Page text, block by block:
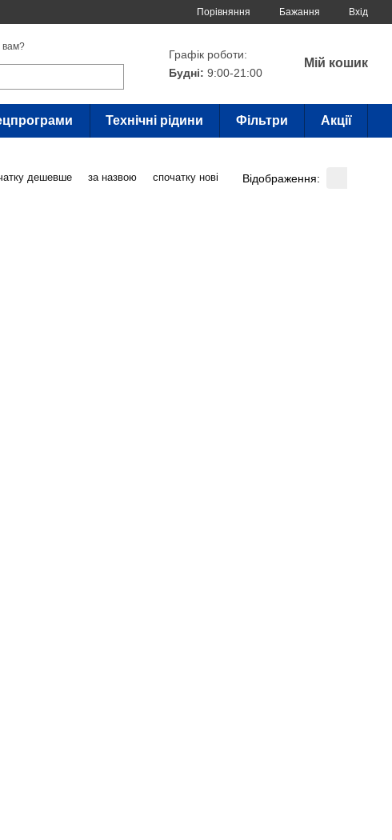
Порівняння Бажання Вхід
вам?
Графік роботи:
Будні: 9:00-21:00
Мій кошик
Технічні рідини Фільтри Акції
дешевше за назвою спочатку нові Відображення: